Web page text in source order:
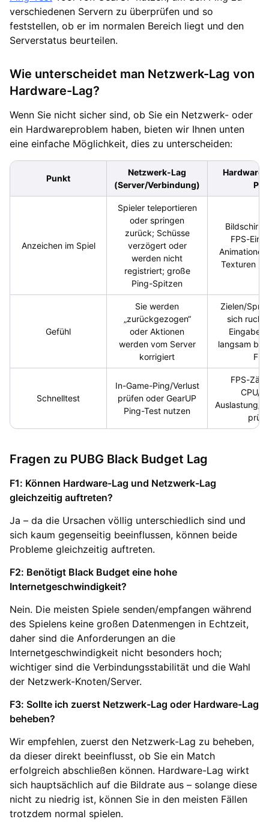
verschiedenen Servern zu überprüfen und so
feststellen, ob er im normalen Bereich liegt und den
Serverstatus beurteilen.
Wie unterscheidet man Netzwerk-Lag von
Hardware-Lag?
Wenn Sie nicht sicher sind, ob Sie ein Netzwerk- oder
ein Hardwareproblem haben, bieten wir Ihnen unten
eine einfache Möglichkeit, dies zu unterscheiden:
Punkt
Netzwerk-Lag
(Server/Verbindung)
Hardware-
PC)
Anzeichen im Spiel
Spieler teleportieren
oder springen
zurück; Schüsse
verzögert oder
werden nicht
registriert; große
Ping-Spitzen
Bildschirm
FPS-
Texturen
Gefühl
Sie werden
„zurückgezogen“
oder Aktionen
werden vom Server
korrigiert
Zielen/
sich
Eingaben
langsam bei
FPS
Schnelltest
In-Game-Ping/Verlust
prüfen oder GearUP
Ping-Test nutzen
FPS-
CPU/
Auslastung/
Fragen zu PUBG Black Budget Lag
F1: Können Hardware-Lag und Netzwerk-Lag
gleichzeitig auftreten?
Ja – da die Ursachen völlig unterschiedlich sind und
sich kaum gegenseitig beeinflussen, können beide
Probleme gleichzeitig auftreten.
F2: Benötigt Black Budget eine hohe
Internetgeschwindigkeit?
Nein. Die meisten Spiele senden/empfangen während
des Spielens keine großen Datenmengen in Echtzeit,
daher sind die Anforderungen an die
Internetgeschwindigkeit nicht besonders hoch;
wichtiger sind die Verbindungsstabilität und die Wahl
der Netzwerk-Knoten/Server.
F3: Sollte ich zuerst Netzwerk-Lag oder Hardware-Lag
beheben?
Wir empfehlen, zuerst den Netzwerk-Lag zu beheben,
da dieser direkt beeinflusst, ob Sie ein Match
erfolgreich abschließen können. Hardware-Lag wirkt
sich hauptsächlich auf die Bildrate aus – solange diese
nicht zu niedrig ist, können Sie in den meisten Fällen
trotzdem normal spielen.